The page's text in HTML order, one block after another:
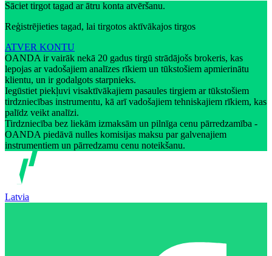
Sāciet tirgot tagad ar ātru konta atvēršanu.
Reģistrējieties tagad, lai tirgotos aktīvākajos tirgos
ATVER KONTU
OANDA ir vairāk nekā 20 gadus tirgū strādājošs brokeris, kas
lepojas ar vadošajiem analīzes rīkiem un tūkstošiem apmierinātu
klientu, un ir godalgots starpnieks.
Iegūstiet piekļuvi visaktīvākajiem pasaules tirgiem ar tūkstošiem
tirdzniecības instrumentu, kā arī vadošajiem tehniskajiem rīkiem, kas
palīdz veikt analīzi.
Tirdzniecība bez liekām izmaksām un pilnīga cenu pārredzamība -
OANDA piedāvā nulles komisijas maksu par galvenajiem
instrumentiem un pārredzamu cenu noteikšanu.
Latvia